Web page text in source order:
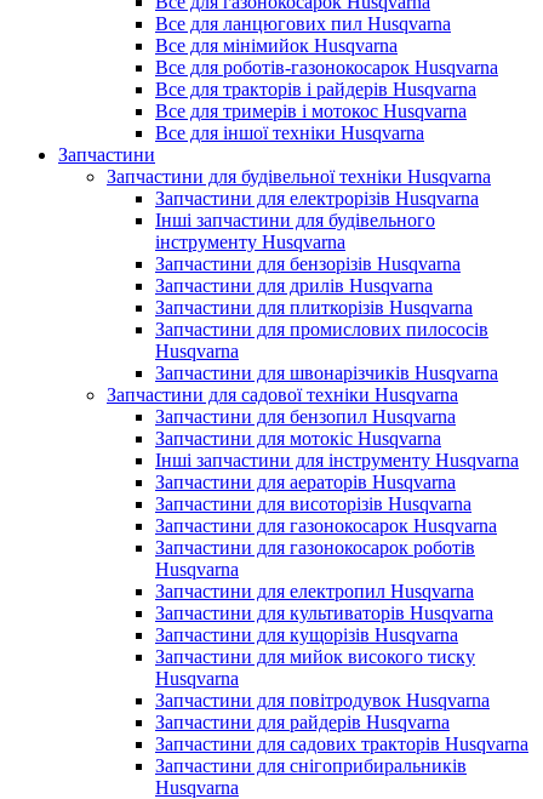
Все для ланцюгових пил Husqvarna
Все для мінімийок Husqvarna
Все для роботів-газонокосарок Husqvarna
Все для тракторів і райдерів Husqvarna
Все для тримерів і мотокос Husqvarna
Все для іншої техніки Husqvarna
Запчастини
Запчастини для будівельної техніки Husqvarna
Запчастини для електрорізів Husqvarna
Інші запчастини для будівельного
інструменту Husqvarna
Запчастини для бензорізів Husqvarna
Запчастини для дрилів Husqvarna
Запчастини для плиткорізів Husqvarna
Запчастини для промислових пилососів
Husqvarna
Запчастини для швонарізчиків Husqvarna
Запчастини для садової техніки Husqvarna
Запчастини для бензопил Husqvarna
Запчастини для мотокіс Husqvarna
Інші запчастини для інструменту Husqvarna
Запчастини для аераторів Husqvarna
Запчастини для висоторізів Husqvarna
Запчастини для газонокосарок Husqvarna
Запчастини для газонокосарок роботів
Husqvarna
Запчастини для електропил Husqvarna
Запчастини для культиваторів Husqvarna
Запчастини для кущорізів Husqvarna
Запчастини для мийок високого тиску
Husqvarna
Запчастини для повітродувок Husqvarna
Запчастини для райдерів Husqvarna
Запчастини для садових тракторів Husqvarna
Запчастини для снігоприбиральників
Husqvarna